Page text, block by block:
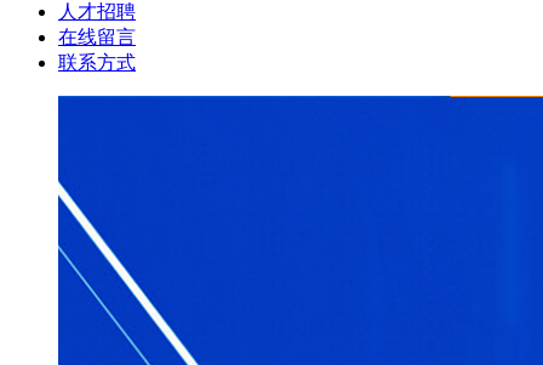
人才招聘
在线留言
联系方式